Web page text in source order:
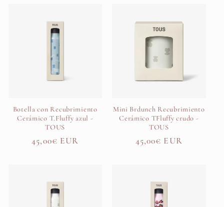
Botella con Recubrimiento
Cerámico T.Fluffy azul -
TOUS
Precio
45,00€ EUR
Mini Brdunch Recubrimiento
Cerámico TFluffy crudo -
TOUS
Precio
45,00€ EUR